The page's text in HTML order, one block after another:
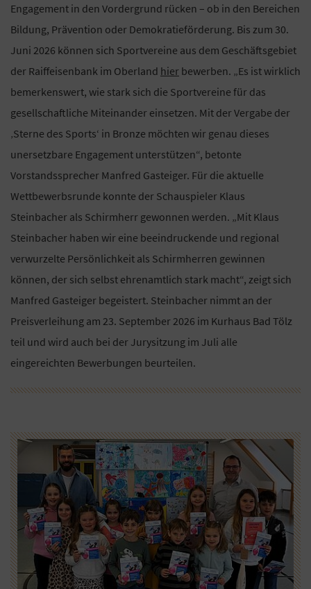
Engagement in den Vordergrund rücken – ob in den Bereichen
Bildung, Prävention oder Demokratieförderung. Bis zum 30.
Juni 2026 können sich Sportvereine aus dem Geschäftsgebiet
der Raiffeisenbank im Oberland hier bewerben. „Es ist wirklich
bemerkenswert, wie stark sich die Sportvereine für das
gesellschaftliche Miteinander einsetzen. Mit der Vergabe der
‚Sterne des Sports‘ in Bronze möchten wir genau dieses
unersetzbare Engagement unterstützen“, betonte
Vorstandssprecher Manfred Gasteiger. Für die aktuelle
Wettbewerbsrunde konnte der Schauspieler Klaus
Steinbacher als Schirmherr gewonnen werden. „Mit Klaus
Steinbacher haben wir eine beeindruckende und regional
verwurzelte Persönlichkeit als Schirmherren gewinnen
können, der sich selbst ehrenamtlich stark macht“, zeigt sich
Manfred Gasteiger begeistert. Steinbacher nimmt an der
Preisverleihung am 23. September 2026 im Kurhaus Bad Tölz
teil und wird auch bei der Jurysitzung im Juli alle
eingereichten Bewerbungen beurteilen.